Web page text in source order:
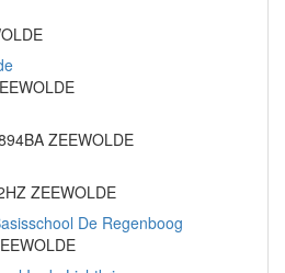
ZEEWOLDE
ZEEWOLDE
De Regenboog